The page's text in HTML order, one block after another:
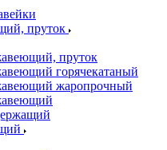
пруток
пруток
горячекатаный
жаропрочный